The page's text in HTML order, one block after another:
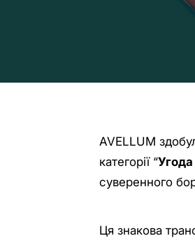
AVELLUM
категорії “Угода
суверенного
Ця знакова